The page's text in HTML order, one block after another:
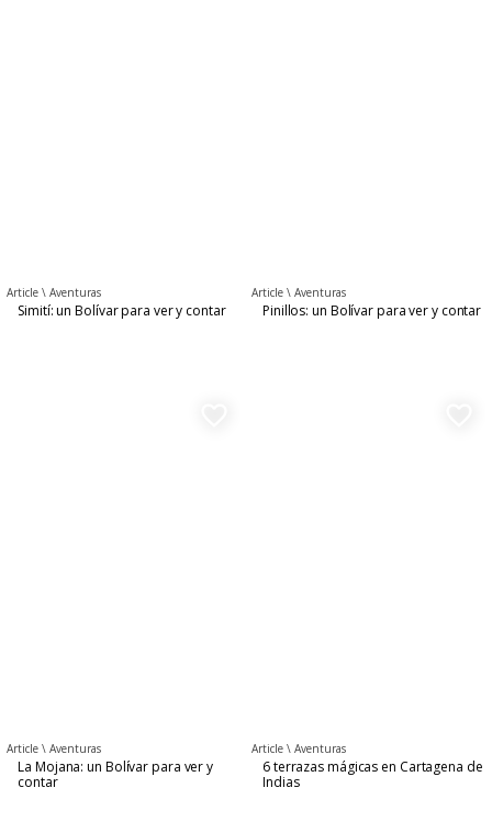
Article \ Aventuras
Simití: un Bolívar para ver y contar
Article \ Aventuras
Pinillos: un Bolívar para ver y contar
Article \ Aventuras
La Mojana: un Bolívar para ver y
contar
Article \ Aventuras
6 terrazas mágicas en Cartagena de
Indias